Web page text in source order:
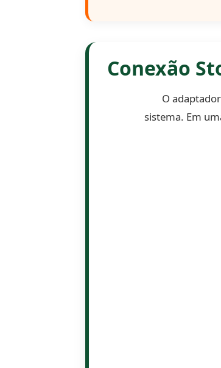
Conexão
O
sistema. Em